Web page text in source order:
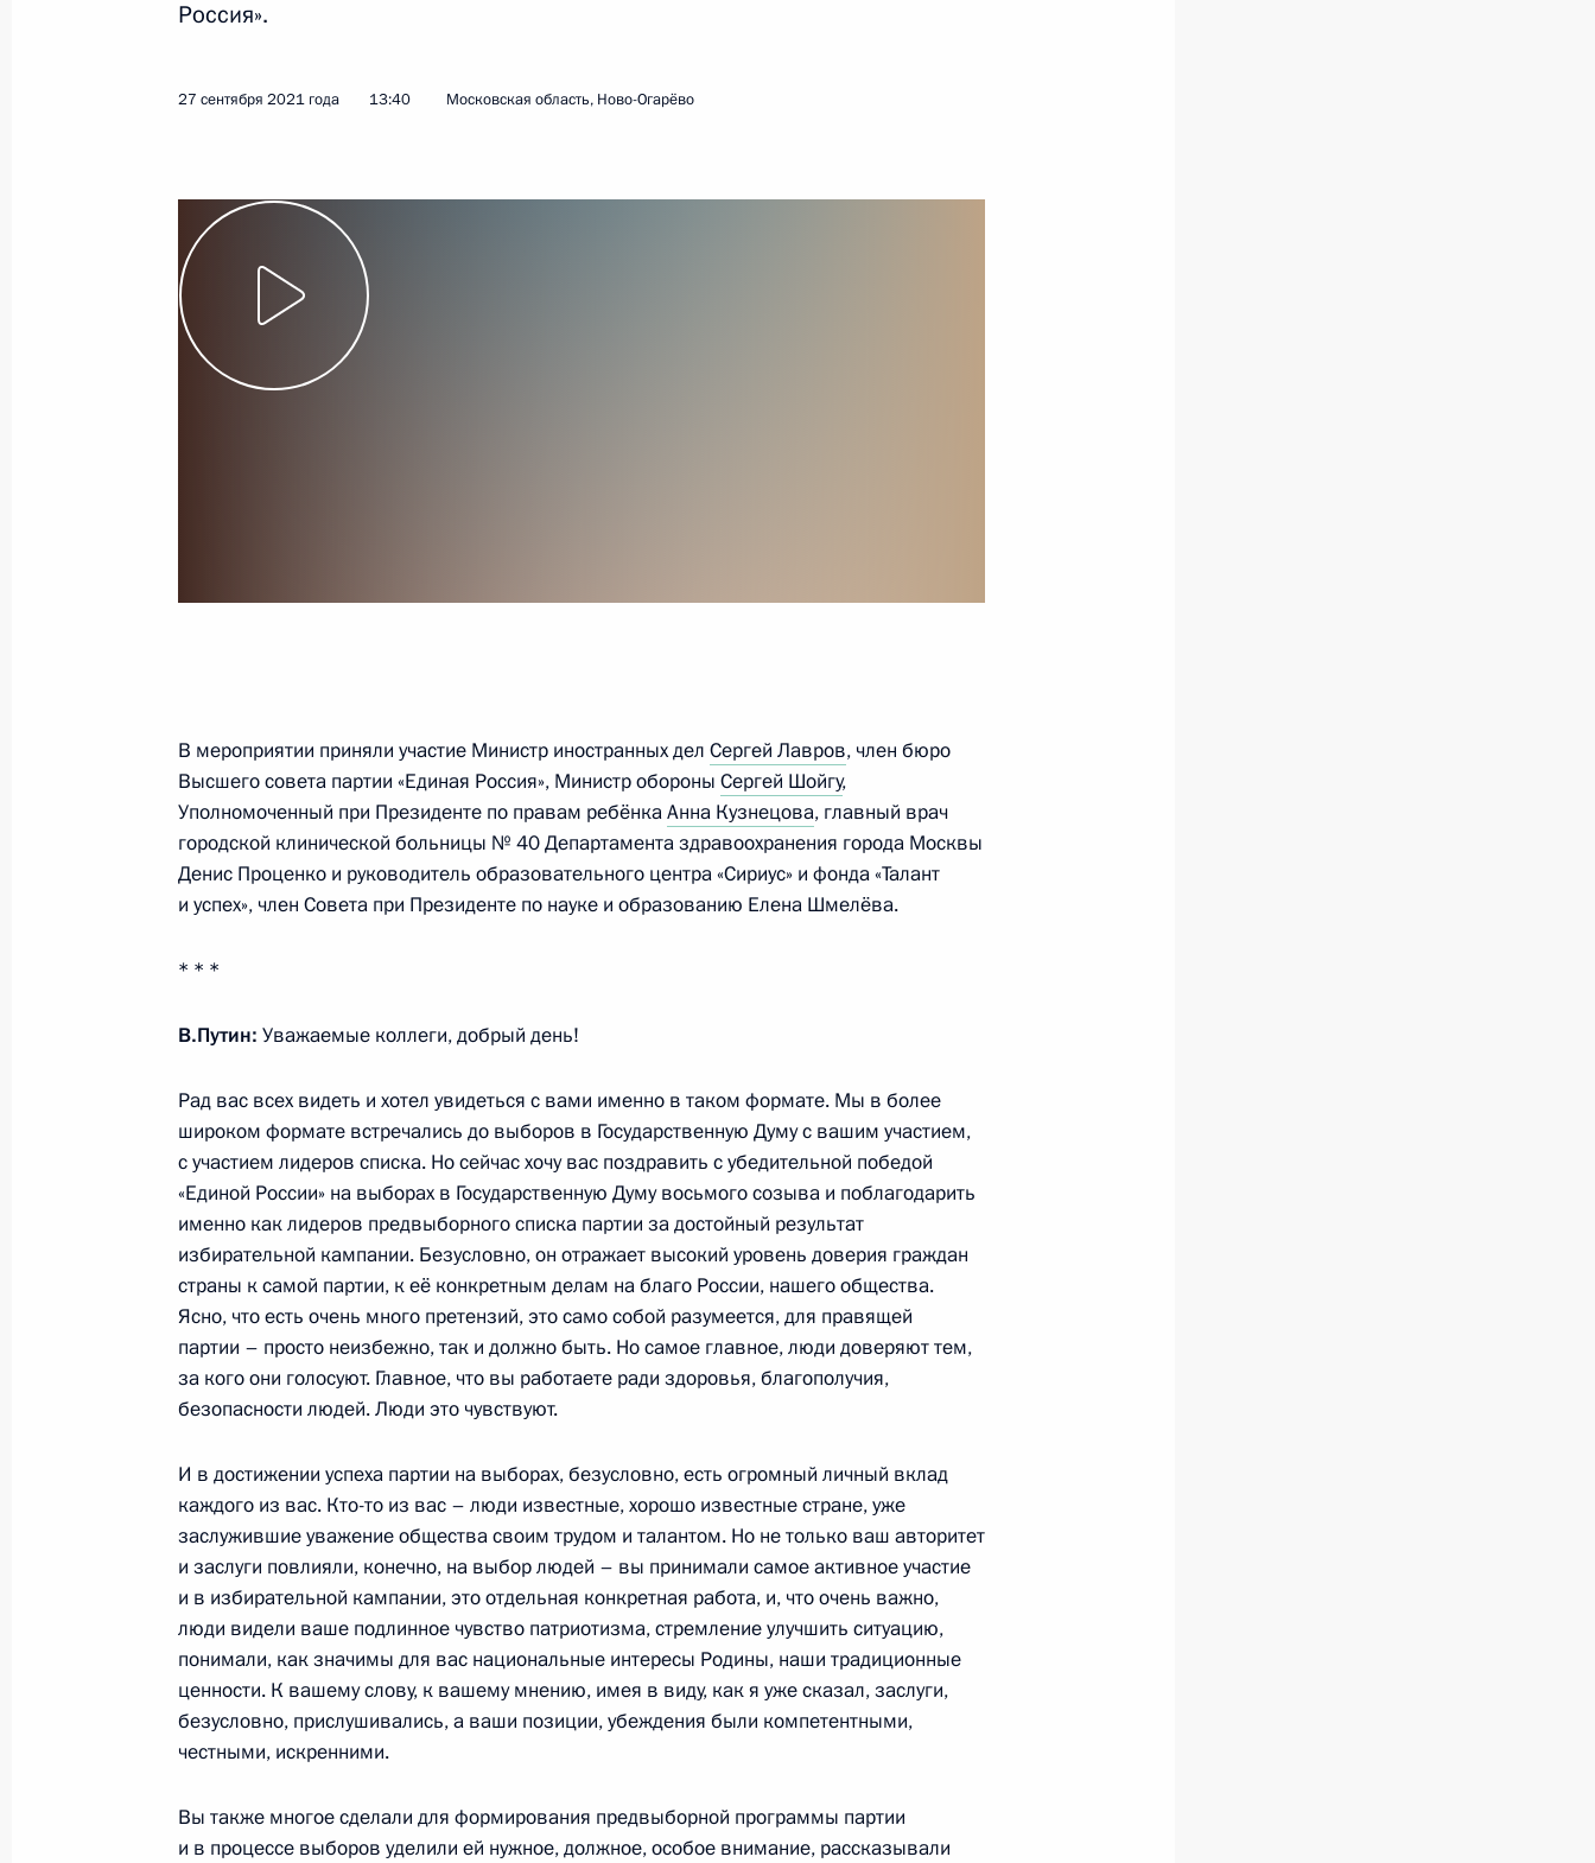
Совещание с членами Правительства
5 октября 2021 года, 16:50
Встреча с лауреатами и финалистами конкурса «Учитель года
Встреча с Максимом Егоровым
Встреча с Александром Авдеевым
4 октября 2021 года, 16:15 Московская область, Ново-Огарёво
2
1 октября 2021 года, пятница
1 октября 2021 года, 14:05 Московская область, Ново-Огарёво
30 сентября 2021 года, четверг
Форум межрегионального сотрудничества России и Казахстана
30 сентября 2021 года, 11:40 Московская область, Ново-Огарёво
29 сентября 2021 года, среда
Совещание по вопросам развития космической отрасли
29 сентября 2021 года, 18:10
Встреча с Президентом Турции Реджепом Тайипом Эрдоганом
29 сентября 2021 года, 14:00 Сочи
6 2м
28 сентября 2021 года, вторник
Совещание по экономическим вопросам
Россия».
27 сентября 2021 года 13:40 Московская область, Ново-Огарёво
В мероприятии приняли участие Министр иностранных дел Сергей Лавров, член бюро
Высшего совета партии «Единая Россия», Министр обороны Сергей Шойгу,
Уполномоченный при Президенте по правам ребёнкаАнна Кузнецова, главный врач
городской клинической больницы № 40 Департамента здравоохранения города Москвы
Денис Проценко и руководитель образовательного центра «Сириус» и фонда «Талант
и успех», член Совета при Президенте по науке и образованию Елена Шмелёва.
* * *
В.Путин: Уважаемые коллеги, добрый день!
Рад вас всех видеть и хотел увидеться с вами именно в таком формате. Мы в более
широком формате встречались до выборов в Государственную Думу с вашим участием,
с участием лидеров списка. Но сейчас хочу вас поздравить с убедительной победой
«Единой России» на выборах в Государственную Думу восьмого созыва и поблагодарить
именно как лидеров предвыборного списка партии за достойный результат
избирательной кампании. Безусловно, он отражает высокий уровень доверия граждан
страны к самой партии, к её конкретным делам на благо России, нашего общества.
Ясно, что есть очень много претензий, это само собой разумеется, для правящей
партии – просто неизбежно, так и должно быть. Но самое главное, люди доверяют тем,
за кого они голосуют. Главное, что вы работаете ради здоровья, благополучия,
безопасности людей. Люди это чувствуют.
И в достижении успеха партии на выборах, безусловно, есть огромный личный вклад
каждого из вас. Кто-то из вас – люди известные, хорошо известные стране, уже
заслужившие уважение общества своим трудом и талантом. Но не только ваш авторитет
и заслуги повлияли, конечно, на выбор людей – вы принимали самое активное участие
и в избирательной кампании, это отдельная конкретная работа, и, что очень важно,
люди видели ваше подлинное чувство патриотизма, стремление улучшить ситуацию,
понимали, как значимы для вас национальные интересы Родины, наши традиционные
ценности. К вашему слову, к вашему мнению, имея в виду, как я уже сказал, заслуги,
безусловно, прислушивались, а ваши позиции, убеждения были компетентными,
честными, искренними.
Вы также многое сделали для формирования предвыборной программы партии
и в процессе выборов уделили ей нужное, должное, особое внимание, рассказывали